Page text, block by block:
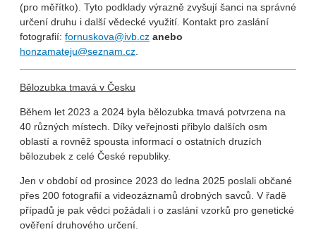
(pro měřítko). Tyto podklady výrazně zvyšují šanci na správné
určení druhu i další vědecké využití. Kontakt pro zaslání
fotografií: fornuskova@ivb.cz anebo
honzamateju@seznam.cz.
Bělozubka tmavá v Česku
Během let 2023 a 2024 byla bělozubka tmavá potvrzena na
40 různých místech. Díky veřejnosti přibylo dalších osm
oblastí a rovněž spousta informací o ostatních druzích
bělozubek z celé České republiky.
Jen v období od prosince 2023 do ledna 2025 poslali občané
přes 200 fotografií a videozáznamů drobných savců. V řadě
případů je pak vědci požádali i o zaslání vzorků pro genetické
ověření druhového určení.